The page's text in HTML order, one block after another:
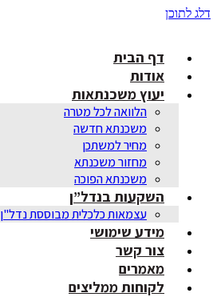
דלג לתוכן
דף הבית
אודות
יעוץ משכנתאות
הלוואה לכל מטרה
משכנתא חדשה
מחיר למשתכן
מחזור משכנתא
משכנתא הפוכה
השקעות בנדל”ן
עצמאות כלכלית מבוססת נדל"ן
מידע שימושי
צור קשר
מאמרים
לקוחות ממליצים